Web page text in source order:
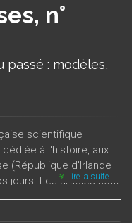
n°
passé : modèles,
scientifique
à l'histoire, aux
(République d'Irlande
jours. Les articles sont
et peuvent
Lire la suite